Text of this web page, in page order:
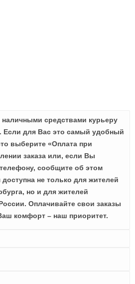
средствами курьеру
Если для Вас это самый удобный
выберите «Оплата при
заказа или, если Вы
сообщите об этом
не только для жителей
но и для жителей
Оплачивайте свои заказы
комфорт – наш приоритет.